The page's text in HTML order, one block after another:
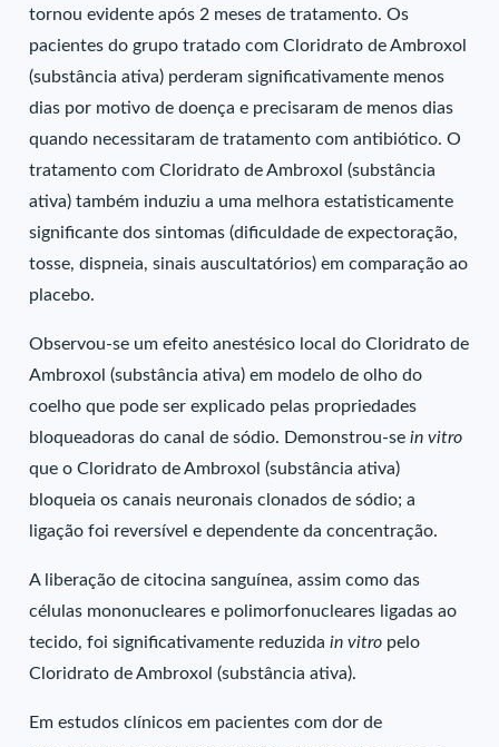
tornou evidente após 2 meses de tratamento. Os
pacientes do grupo tratado com Cloridrato de Ambroxol
(substância ativa) perderam significativamente menos
dias por motivo de doença e precisaram de menos dias
quando necessitaram de tratamento com antibiótico. O
tratamento com Cloridrato de Ambroxol (substância
ativa) também induziu a uma melhora estatisticamente
significante dos sintomas (dificuldade de expectoração,
tosse, dispneia, sinais auscultatórios) em comparação ao
placebo.
Observou-se um efeito anestésico local do Cloridrato de
Ambroxol (substância ativa) em modelo de olho do
coelho que pode ser explicado pelas propriedades
bloqueadoras do canal de sódio. Demonstrou-se in vitro
que o Cloridrato de Ambroxol (substância ativa)
bloqueia os canais neuronais clonados de sódio; a
ligação foi reversível e dependente da concentração.
A liberação de citocina sanguínea, assim como das
células mononucleares e polimorfonucleares ligadas ao
tecido, foi significativamente reduzidain vitro pelo
Cloridrato de Ambroxol (substância ativa).
Em estudos clínicos em pacientes com dor de